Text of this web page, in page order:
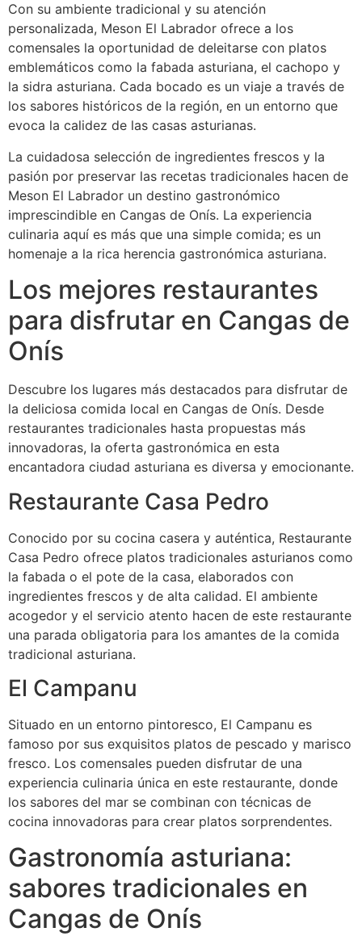
Con su ambiente tradicional y su atención
personalizada, Meson El Labrador ofrece a los
comensales la oportunidad de deleitarse con platos
emblemáticos como la fabada asturiana, el cachopo y
la sidra asturiana. Cada bocado es un viaje a través de
los sabores históricos de la región, en un entorno que
evoca la calidez de las casas asturianas.
La cuidadosa selección de ingredientes frescos y la
pasión por preservar las recetas tradicionales hacen de
Meson El Labrador un destino gastronómico
imprescindible en Cangas de Onís. La experiencia
culinaria aquí es más que una simple comida; es un
homenaje a la rica herencia gastronómica asturiana.
Los mejores restaurantes
para disfrutar en Cangas de
Onís
Descubre los lugares más destacados para disfrutar de
la deliciosa comida local en Cangas de Onís. Desde
restaurantes tradicionales hasta propuestas más
innovadoras, la oferta gastronómica en esta
encantadora ciudad asturiana es diversa y emocionante.
Restaurante Casa Pedro
Conocido por su cocina casera y auténtica, Restaurante
Casa Pedro ofrece platos tradicionales asturianos como
la fabada o el pote de la casa, elaborados con
ingredientes frescos y de alta calidad. El ambiente
acogedor y el servicio atento hacen de este restaurante
una parada obligatoria para los amantes de la comida
tradicional asturiana.
El Campanu
Situado en un entorno pintoresco, El Campanu es
famoso por sus exquisitos platos de pescado y marisco
fresco. Los comensales pueden disfrutar de una
experiencia culinaria única en este restaurante, donde
los sabores del mar se combinan con técnicas de
cocina innovadoras para crear platos sorprendentes.
Gastronomía asturiana:
sabores tradicionales en
Cangas de Onís